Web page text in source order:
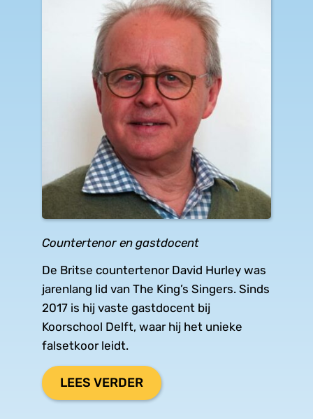
Countertenor en gastdocent
De Britse countertenor David Hurley was
jarenlang lid van The King’s Singers. Sinds
2017 is hij vaste gastdocent bij
Koorschool Delft, waar hij het unieke
falsetkoor leidt.
LEES VERDER